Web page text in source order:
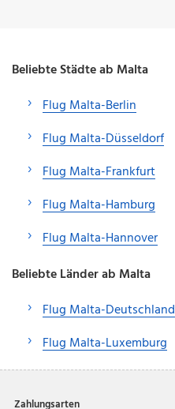
Beliebte Städte ab Malta
Flug Malta-Berlin
Flug Malta-Düsseldorf
Flug Malta-Frankfurt
Flug Malta-Hamburg
Flug Malta-Hannover
Beliebte Länder ab Malta
Flug Malta-Deutschland
Flug Malta-Luxemburg